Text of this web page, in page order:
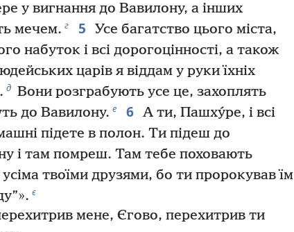
у вигнання до Вавилону, а інших
мечем. г 5
Усе багатство цього міста,
набуток і всі дорогоцінності, а також
царів я віддам у руки їхніх
д Вони розграбують усе це, захоплять
до Вавилону. е 6 А ти, Пашху́ре, і всі
підете в полон. Ти підеш до
і там помреш. Там тебе поховають
твоїми друзями, бо ти пророкував їм
є
мене, Єгово, перехитрив ти